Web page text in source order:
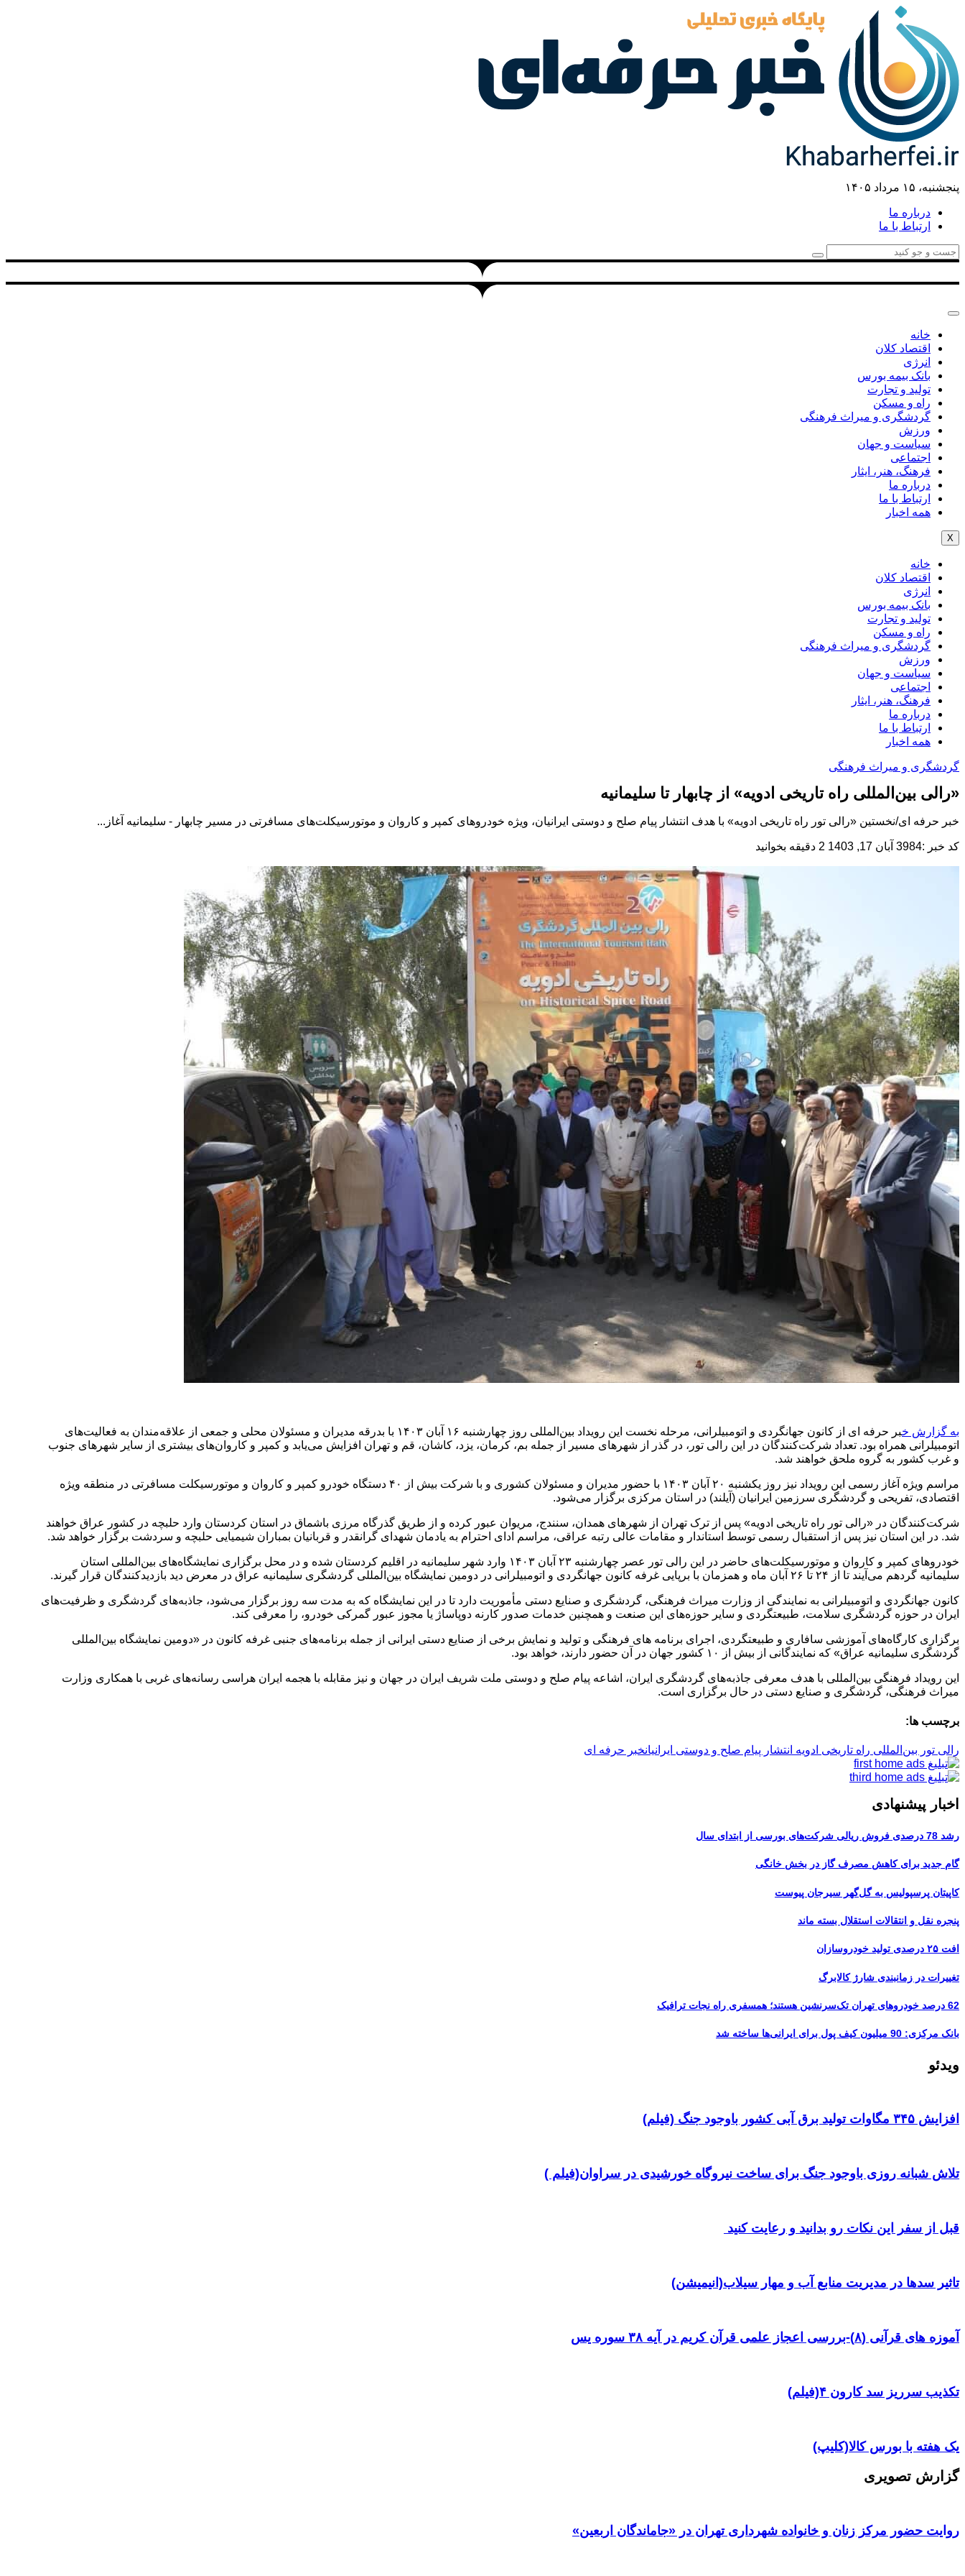
پنجشنبه، ۱۵ مرداد ۱۴۰۵
درباره ما
ارتباط با ما
خانه
اقتصاد کلان
انرژی
بانک بیمه بورس
تولید و تجارت
راه و مسکن
گردشگری و میراث فرهنگی
ورزش
سیاست و جهان
اجتماعی
فرهنگ، هنر، ایثار
درباره ما
ارتباط با ما
همه اخبار
X
خانه
اقتصاد کلان
انرژی
بانک بیمه بورس
تولید و تجارت
راه و مسکن
گردشگری و میراث فرهنگی
ورزش
سیاست و جهان
اجتماعی
فرهنگ، هنر، ایثار
درباره ما
ارتباط با ما
همه اخبار
گردشگری و میراث فرهنگی
«رالی بین‌المللی راه تاریخی ادویه» از چابهار تا سلیمانیه
خبر حرفه ای/نخستین «رالی تور راه تاریخی ادویه» با هدف انتشار پیام صلح و دوستی ایرانیان، ویژه خودروهای کمپر و کاروان و موتورسیکلت‌های مسافرتی در مسیر چابهار - سلیمانیه آغاز...
کد خبر :3984 آبان 17, 1403 2 دقیقه بخوانید
به گزارش خ
بر حرفه ای از کانون جهانگردی و اتومبیلرانی، مرحله نخست این رویداد بین‌المللی روز چهارشنبه ۱۶ آبان ۱۴۰۳ با بدرقه مدیران و مسئولان محلی و جمعی از علاقه‌مندان به فعالیت‌های
اتومبیلرانی همراه بود. تعداد شرکت‌کنندگان در این رالی تور، در گذر از شهرهای مسیر از جمله بم، کرمان، یزد، کاشان، قم و تهران افزایش می‌یابد و کمپر و کاروان‌های بیشتری از سایر شهرهای جنوب
و غرب کشور به گروه ملحق خواهند شد.
مراسم ویژه آغاز رسمی این رویداد نیز روز یکشنبه ۲۰ آبان ۱۴۰۳ با حضور مدیران و مسئولان کشوری و با شرکت بیش از ۴۰ دستگاه خودرو کمپر و کاروان و موتورسیکلت مسافرتی در منطقه ویژه
اقتصادی، تفریحی و گردشگری سرزمین ایرانیان (آیلند) در استان مرکزی برگزار می‌شود.
شرکت‌کنندگان در «رالی تور راه تاریخی ادویه» پس از ترک تهران از شهرهای همدان، سنندج، مریوان عبور کرده و از طریق گذرگاه مرزی باشماق در استان کردستان وارد حلبچه در کشور عراق خواهند
شد. در این استان نیز پس از استقبال رسمی توسط استاندار و مقامات عالی رتبه عراقی، مراسم ادای احترام به یادمان شهدای گرانقدر و قربانیان بمباران شیمیایی حلبچه و سردشت برگزار خواهد شد.
خودروهای کمپر و کاروان و موتورسیکلت‌های حاضر در این رالی تور عصر چهارشنبه ۲۳ آبان ۱۴۰۳ وارد شهر سلیمانیه در اقلیم کردستان شده و در محل برگزاری نمایشگاه‌های بین‌المللی استان
سلیمانیه گردهم می‌آیند تا از ۲۴ تا ۲۶ آبان ماه و همزمان با برپایی غرفه کانون جهانگردی و اتومبیلرانی در دومین نمایشگاه بین‌المللی گردشگری سلیمانیه عراق در معرض دید بازدیدکنندگان قرار گیرند.
کانون جهانگردی و اتومبیلرانی به نمایندگی از وزارت میراث فرهنگی، گردشگری و صنایع دستی مأموریت دارد تا در این نمایشگاه که به مدت سه روز برگزار می‌شود، جاذبه‌های گردشگری و ظرفیت‌های
ایران در حوزه گردشگری سلامت، طبیعتگردی و سایر حوزه‌های این صنعت و همچنین خدمات صدور کارنه دوپاساژ یا مجوز عبور گمرکی خودرو، را معرفی کند.
برگزاری کارگاه‌های آموزشی سافاری و طبیعتگردی، اجرای برنامه های فرهنگی و تولید و نمایش برخی از صنایع دستی ایرانی از جمله برنامه‌های جنبی غرفه کانون در «دومین نمایشگاه بین‌المللی
گردشگری سلیمانیه عراق» که نمایندگانی از بیش از ۱۰ کشور جهان در آن حضور دارند، خواهد بود.
این رویداد فرهنگی بین‌المللی با هدف معرفی جاذبه‌های گردشگری ایران، اشاعه پیام صلح و دوستی ملت شریف ایران در جهان و نیز مقابله با هجمه ایران هراسی رسانه‌های غربی با همکاری وزارت
میراث فرهنگی، گردشگری و صنایع دستی در حال برگزاری است.
برچسب ها:
رالی تور بین‌المللی راه تاریخی ادویه انتشار پیام صلح و دوستی ایرانیانخبر حرفه ای
اخبار پیشنهادی
رشد 78 درصدی فروش ریالی شرکت‌های بورسی از ابتدای سال
گام جدید برای کاهش مصرف گاز در بخش خانگی
کاپیتان پرسپولیس به گل‌گهر سیرجان پیوست
پنجره‌ نقل و انتقالات استقلال بسته ماند
افت ۲۵ درصدی تولید خودروسازان
تغییرات در زمانبندی‌ شارژ کالابرگ
62 درصد خودروهای تهران تک‌سرنشین‌ هستند؛ همسفری راه نجات ترافیک
بانک مرکزی: 90 میلیون کیف پول برای ایرانی‌ها ساخته شد
ویدئو
افزایش ۳۴۵ مگاوات تولید برق آبی کشور باوجود جنگ (فیلم)
تلاش شبانه روزی باوجود جنگ برای ساخت نیروگاه خورشیدی در سراوان(فیلم )
قبل از سفر این نکات رو بدانید و رعایت کنید ‌
تاثیر سدها در مدیریت منابع آب و مهار سیلاب(انیمیشن)
آموزه های قرآنی (۸)-بررسی اعجاز علمی قرآن کریم در آیه ۳۸ سوره یس
تکذیب سرریز سد کارون ۴(فیلم)
یک هفته با بورس کالا(کلیپ)
گزارش تصویری
روایت حضور مرکز زنان و خانواده شهرداری تهران در «جاماندگان اربعین»